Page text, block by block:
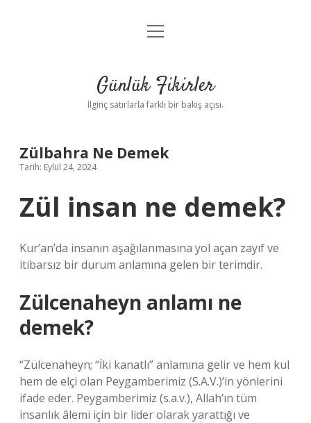
Anasayfa
Yasal Uyarı
menüyü
Günlük Fikirler
İlginç satırlarla farklı bir bakış açısı.
Zülbahra Ne Demek
Tarih: Eylül 24, 2024
Zül insan ne demek?
Kur’an’da insanın aşağılanmasına yol açan zayıf ve
itibarsız bir durum anlamına gelen bir terimdir.
Zülcenaheyn anlamı ne
demek?
“Zülcenaheyn; “İki kanatlı” anlamına gelir ve hem kul
hem de elçi olan Peygamberimiz (S.A.V.)’in yönlerini
ifade eder. Peygamberimiz (s.a.v.), Allah’ın tüm
insanlık âlemi için bir lider olarak yarattığı ve